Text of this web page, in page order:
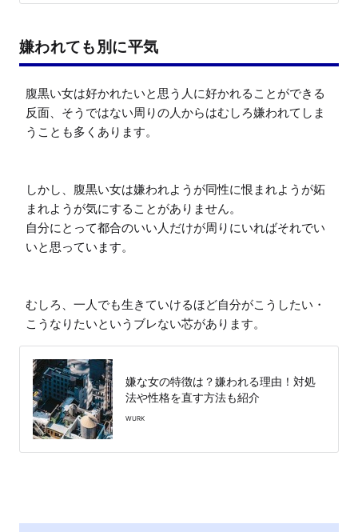
嫌われても別に平気
腹黒い女は好かれたいと思う人に好かれることができる
反面、そうではない周りの人からはむしろ嫌われてしま
うことも多くあります。
しかし、腹黒い女は嫌われようが同性に恨まれようが妬
まれようが気にすることがありません。
自分にとって都合のいい人だけが周りにいればそれでい
いと思っています。
むしろ、一人でも生きていけるほど自分がこうしたい・
こうなりたいというブレない芯があります。
嫌な女の特徴は？嫌われる理由！対処
法や性格を直す方法も紹介
WURK